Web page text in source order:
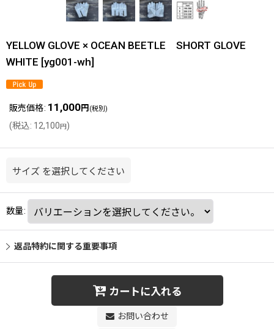
YELLOW GLOVE × OCEAN BEETLE SHORT GLOVE
WHITE [yg001-wh]
販売価格: 11,000円 (税別)
(税込: 12,100 円 )
サイズ を選択してください
数量:
返品特約に関する重要事項
カートに入れる
お問い合わせ